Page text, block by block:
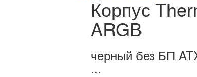
Корпус
ARGB
черный без БП
...